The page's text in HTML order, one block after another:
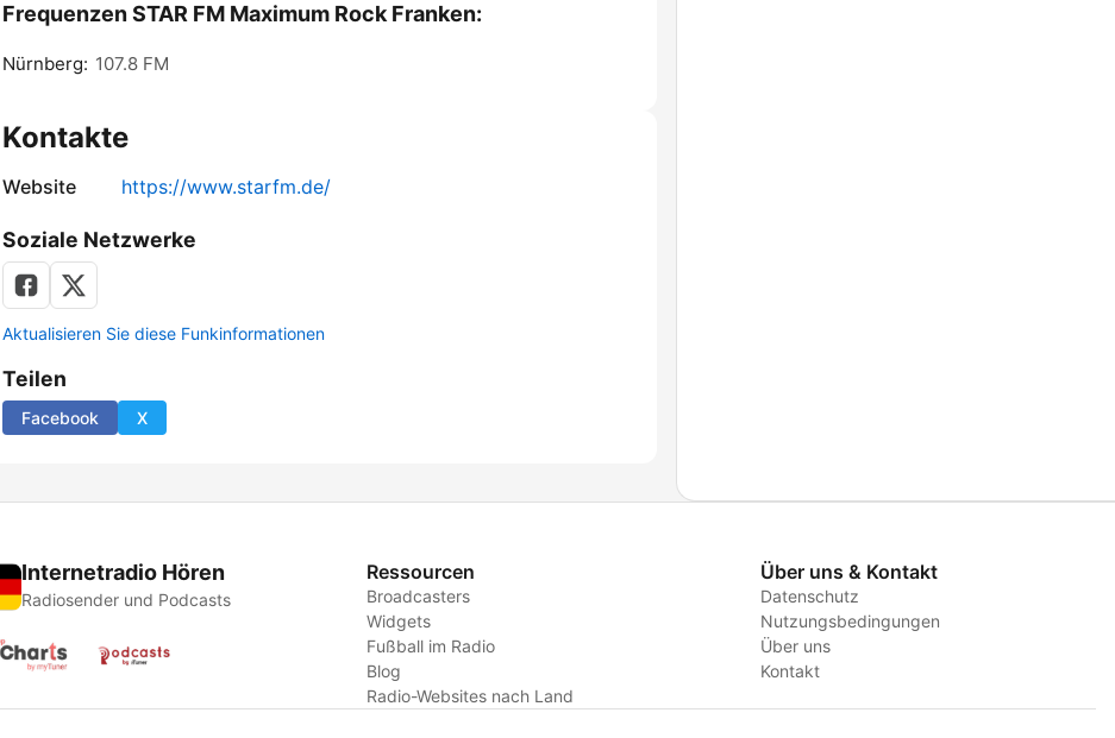
Frequenzen STAR FM Maximum Rock Franken:
Nürnberg: 107.8 FM
Kontakte
Website https://www.starfm.de/
Soziale Netzwerke
Aktualisieren Sie diese Funkinformationen
Teilen
Facebook X
Internetradio Hören
Radiosender und Podcasts
Ressourcen
Broadcasters
Widgets
Fußball im Radio
Blog
Radio-Websites nach Land
Über uns & Kontakt
Datenschutz
Nutzungsbedingungen
Über uns
Kontakt